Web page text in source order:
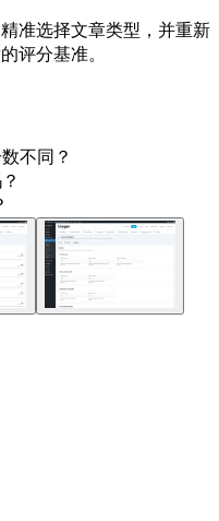
准选择文章类型，并重新
评分基准。
不同？